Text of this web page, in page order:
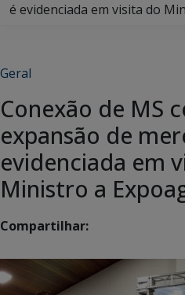
é evidenciada em visita do
Geral
Conexão de MS
expansão de
evidenciada em
Ministro a
Compartilhar: